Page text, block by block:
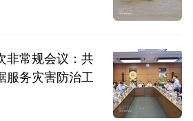
非常规会议：共
服务灾害防治工